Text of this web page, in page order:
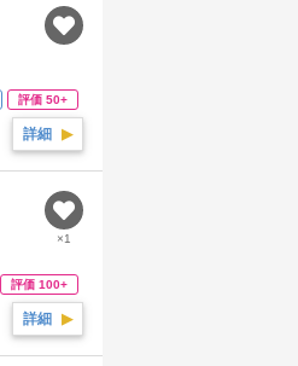
評価 50+
詳細 ▶︎
評価 100+
詳細 ▶︎
×1